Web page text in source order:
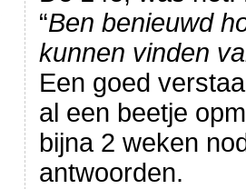
“Ben benieuwd
kunnen vinden
Een goed
al een beetje
bijna 2 weken
antwoorden.